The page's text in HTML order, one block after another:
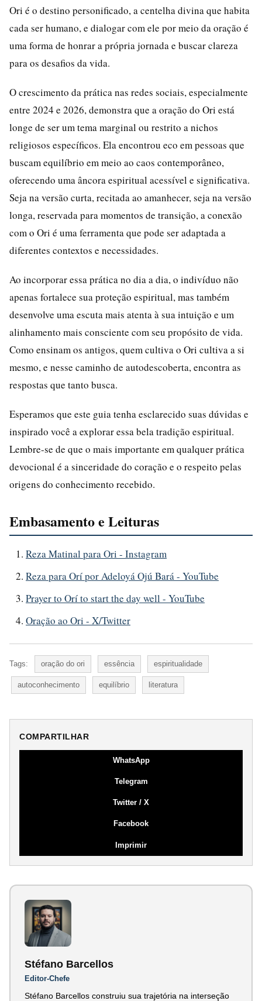
Ori é o destino personificado, a centelha divina que habita
cada ser humano, e dialogar com ele por meio da oração é
uma forma de honrar a própria jornada e buscar clareza
para os desafios da vida.
O crescimento da prática nas redes sociais, especialmente
entre 2024 e 2026, demonstra que a oração do Ori está
longe de ser um tema marginal ou restrito a nichos
religiosos específicos. Ela encontrou eco em pessoas que
buscam equilíbrio em meio ao caos contemporâneo,
oferecendo uma âncora espiritual acessível e significativa.
Seja na versão curta, recitada ao amanhecer, seja na versão
longa, reservada para momentos de transição, a conexão
com o Ori é uma ferramenta que pode ser adaptada a
diferentes contextos e necessidades.
Ao incorporar essa prática no dia a dia, o indivíduo não
apenas fortalece sua proteção espiritual, mas também
desenvolve uma escuta mais atenta à sua intuição e um
alinhamento mais consciente com seu propósito de vida.
Como ensinam os antigos, quem cultiva o Ori cultiva a si
mesmo, e nesse caminho de autodescoberta, encontra as
respostas que tanto busca.
Esperamos que este guia tenha esclarecido suas dúvidas e
inspirado você a explorar essa bela tradição espiritual.
Lembre-se de que o mais importante em qualquer prática
devocional é a sinceridade do coração e o respeito pelas
origens do conhecimento recebido.
Embasamento e Leituras
Reza Matinal para Ori - Instagram
Reza para Orí por Adeloyá Ojú Bará - YouTube
Prayer to Orí to start the day well - YouTube
Oração ao Ori - X/Twitter
Tags: oração do ori essência espiritualidade
autoconhecimento equilíbrio literatura
COMPARTILHAR
WhatsApp
Telegram
Twitter / X
Facebook
Imprimir
Stéfano Barcellos
Editor-Chefe
Stéfano Barcellos construiu sua trajetória na interseção